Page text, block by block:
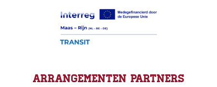
Arrangementen Partners